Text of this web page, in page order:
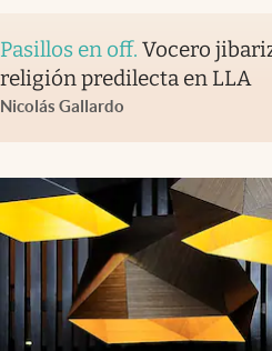
Pasillos en off. Vocero
religión predilecta en LLA
Nicolás Gallardo